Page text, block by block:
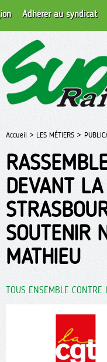
Adhérer au syndicat
Accueil > LES MÉTIERS >
DEVANT
SOUTENIR
MATHIEU
TOUS ENSEMBLE